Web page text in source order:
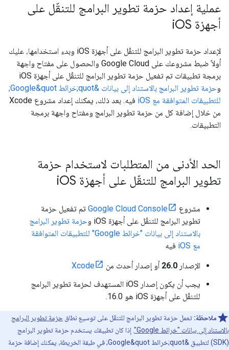
عملية إعداد حزمة تطوير البرامج للتنقّل على
أجهزة i OS
لإعداد حزمة تطوير البرامج للتنقّل على أجهزة iOS وبدء استخدامها، عليك
أولاً ضبط مشروعك على Google Cloud والحصول على مفتاح واجهة
برمجة تطبيقات تم تفعيل حزمة تطوير البرامج للتنقّل على أجهزة iOS
و
حزمة تطوير البرامج بالاستناد إلى بيانات &quot;خرائط Google&quot;
للتطبيقات المتوافقة مع iOS
فيه. بعد ذلك، يمكنك إعداد مشروع Xcode
من خلال إضافة كل من حزمة تطوير البرامج ومفتاح واجهة برمجة
التطبيقات.
الحد الأدنى من المتطلبات لاستخدام حزمة
تطوير البرامج للتنقّل على أجهزة i OS
مشروع Google Cloud Console تم تفعيل حزمة
تطوير البرامج للتنقّل على أجهزة iOS و
حزمة تطوير البرامج
بالاستناد إلى بيانات "خرائط Google" للتطبيقات المتوافقة
مع iOS
فيه
الإصدار 26.0 أو إصدار أحدث من
Xcode
يجب أن يكون إصدار iOS المستهدف لحزمة تطوير البرامج
للتنقّل على أجهزة iOS هو 16.0.
ملاحظة: تعمل حزمة تطوير البرامج للتنقّل على توسيع نطاق حزمة تطوير البرامج
بالاستناد إلى بيانات "خرائط Google"
. إذا كان تطبيقك يستخدم حزمة تطوير البرامج
(SDK) لتطبيق &quot;خرائط Google&quot; في طبقة الخريطة، يمكنك إضافة حزمة